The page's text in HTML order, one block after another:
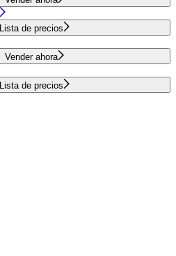
Lista de precios
Vender ahora
Lista de precios